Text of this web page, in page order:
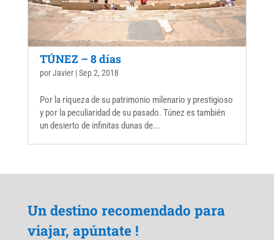
TÚNEZ – 8 días
porJavier|Sep 2, 2018
Por la riqueza de su patrimonio milenario y prestigioso
y por la peculiaridad de su pasado. Túnez es también
un desierto de infinitas dunas de...
Un destino recomendado para
viajar, apúntate !